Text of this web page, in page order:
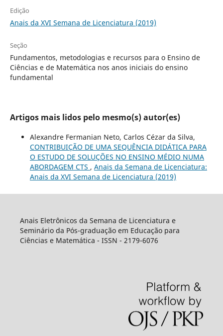
Edição
Anais da XVI Semana de Licenciatura (2019)
Seção
Fundamentos, metodologias e recursos para o Ensino de
Ciências e de Matemática nos anos iniciais do ensino
fundamental
Artigos mais lidos pelo mesmo(s) autor(es)
Alexandre Fermanian Neto, Carlos Cézar da Silva,
CONTRIBUIÇÃO DE UMA SEQUÊNCIA DIDÁTICA PARA
O ESTUDO DE SOLUÇÕES NO ENSINO MÉDIO NUMA
ABORDAGEM CTS , Anais da Semana de Licenciatura:
Anais da XVI Semana de Licenciatura (2019)
Anais Eletrônicos da Semana de Licenciatura e
Seminário da Pós-graduação em Educação para
Ciências e Matemática - ISSN - 2179-6076